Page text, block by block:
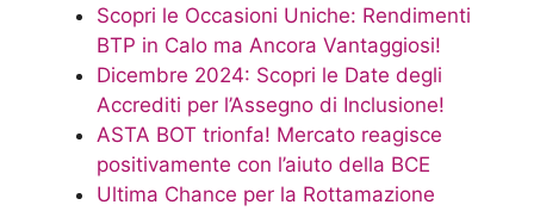
Scopri le Occasioni Uniche: Rendimenti
BTP in Calo ma Ancora Vantaggiosi!
Dicembre 2024: Scopri le Date degli
Accrediti per l’Assegno di Inclusione!
ASTA BOT trionfa! Mercato reagisce
positivamente con l’aiuto della BCE
Ultima Chance per la Rottamazione